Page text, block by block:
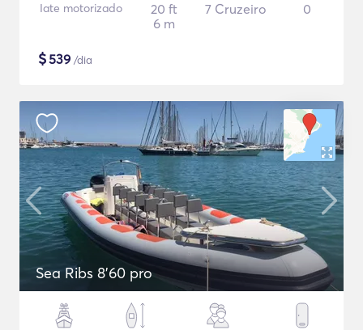
Iate motorizado
20 ft
6 m
7 Cruzeiro 0
$539 /dia
Sea Ribs 8'60 pro